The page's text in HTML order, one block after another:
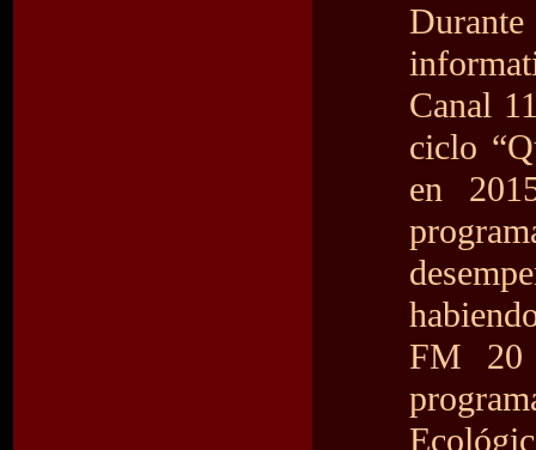
Canal
ciclo
en
FM 20